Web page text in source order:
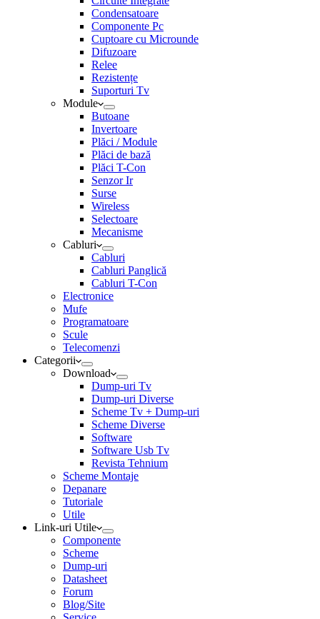
Condensatoare
Componente Pc
Cuptoare cu Microunde
Difuzoare
Relee
Rezistențe
Suporturi Tv
Module
Butoane
Invertoare
Plăci / Module
Plăci de bază
Plăci T-Con
Senzor Ir
Surse
Wireless
Selectoare
Mecanisme
Cabluri
Cabluri
Cabluri Panglică
Cabluri T-Con
Electronice
Mufe
Programatoare
Scule
Telecomenzi
Categorii
Download
Dump-uri Tv
Dump-uri Diverse
Scheme Tv + Dump-uri
Scheme Diverse
Software
Software Usb Tv
Revista Tehnium
Scheme Montaje
Depanare
Tutoriale
Utile
Link-uri Utile
Componente
Scheme
Dump-uri
Datasheet
Forum
Blog/Site